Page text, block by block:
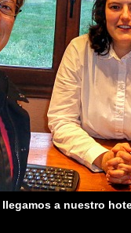
a nuestro